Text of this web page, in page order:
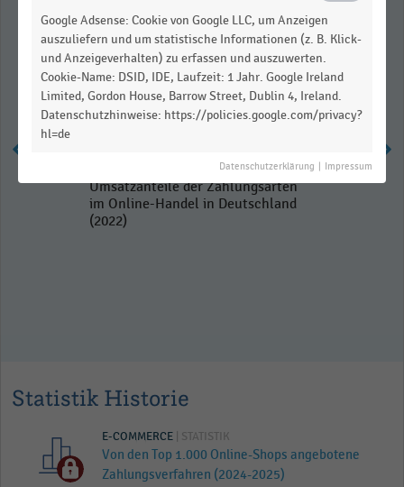
Umsatzanteile der Zahlungsarten
im Online-Handel in Deutschland
(2022)
Statistik Historie
E-COMMERCE | STATISTIK
Von den Top 1.000 Online-Shops angebotene
Zahlungsverfahren (2024-2025)
Google Adsense: Cookie von Google LLC, um Anzeigen
auszuliefern und um statistische Informationen (z. B. Klick-
und Anzeigeverhalten) zu erfassen und auszuwerten.
Cookie-Name: DSID, IDE, Laufzeit: 1 Jahr. Google Ireland
Limited, Gordon House, Barrow Street, Dublin 4, Ireland.
Datenschutzhinweise: https://policies.google.com/privacy?
hl=de
Datenschutzerklärung Impressum